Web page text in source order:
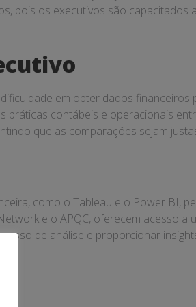
pois os executivos são capacitados
em obter dados financeiros
práticas contábeis e operacionais
que as comparações sejam
como o Tableau e o Power BI,
e o APQC, oferecem acesso a
de análise e proporcionar